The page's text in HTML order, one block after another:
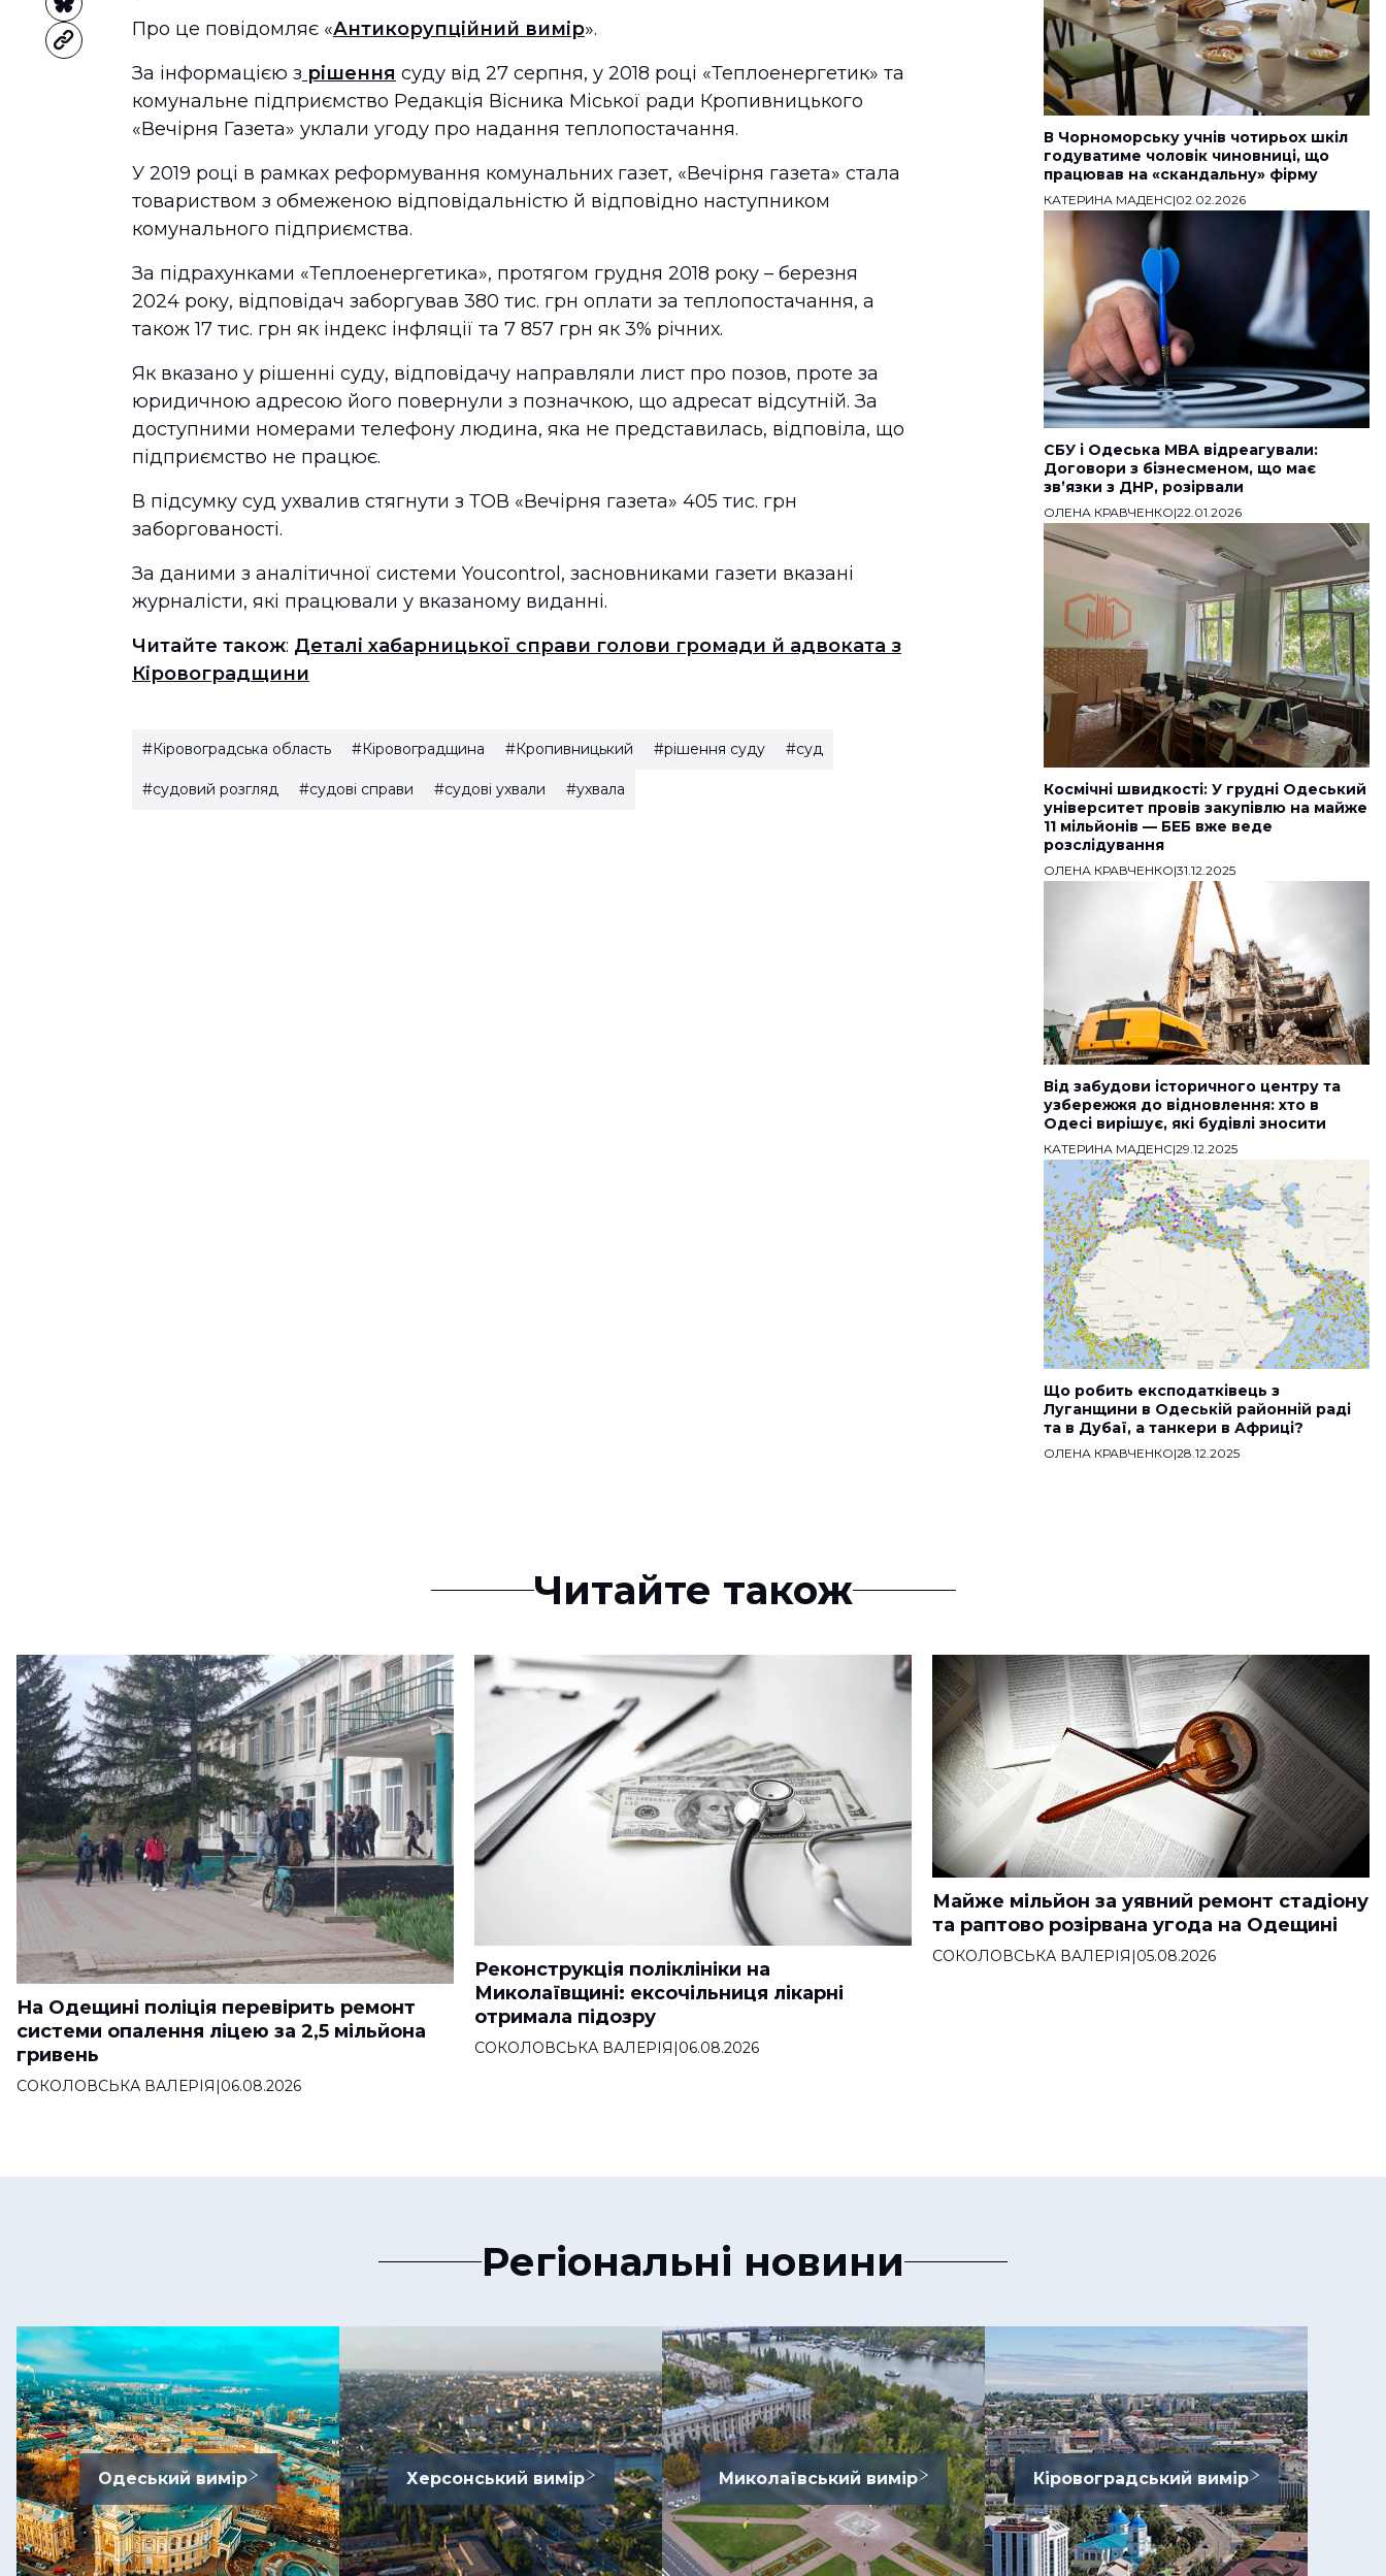
Про це повідомляє «Антикорупційний вимір».
За інформацією з рішення суду від 27 серпня, у 2018 році «Теплоенергетик» та
комунальне підприємство Редакція Вісника Міської ради Кропивницького
«Вечірня Газета» уклали угоду про надання теплопостачання.
У 2019 році в рамках реформування комунальних газет, «Вечірня газета» стала
товариством з обмеженою відповідальністю й відповідно наступником
комунального підприємства.
За підрахунками «Теплоенергетика», протягом грудня 2018 року – березня
2024 року, відповідач заборгував 380 тис. грн оплати за теплопостачання, а
також 17 тис. грн як індекс інфляції та 7 857 грн як 3% річних.
Як вказано у рішенні суду, відповідачу направляли лист про позов, проте за
юридичною адресою його повернули з позначкою, що адресат відсутній. За
доступними номерами телефону людина, яка не представилась, відповіла, що
підприємство не працює.
В підсумку суд ухвалив стягнути з ТОВ «Вечірня газета» 405 тис. грн
заборгованості.
За даними з аналітичної системи Youcontrol, засновниками газети вказані
журналісти, які працювали у вказаному виданні.
Читайте також: Деталі хабарницької справи голови громади й адвоката з
Кіровоградщини
#Кіровоградська область #Кіровоградщина #Кропивницький #рішення суду #суд
#судовий розгляд #судові справи #судові ухвали #ухвала
В Чорноморську учнів чотирьох шкіл
годуватиме чоловік чиновниці, що
працював на «скандальну» фірму
КАТЕРИНА МАДЕНС|02.02.2026
СБУ і Одеська МВА відреагували:
Договори з бізнесменом, що має
звʼязки з ДНР, розірвали
ОЛЕНА КРАВЧЕНКО|22.01.2026
Космічні швидкості: У грудні Одеський
університет провів закупівлю на майже
11 мільйонів — БЕБ вже веде
розслідування
ОЛЕНА КРАВЧЕНКО|31.12.2025
Від забудови історичного центру та
узбережжя до відновлення: хто в
Одесі вирішує, які будівлі зносити
КАТЕРИНА МАДЕНС|29.12.2025
Що робить експодатківець з
Луганщини в Одеській районній раді
та в Дубаї, а танкери в Африці?
ОЛЕНА КРАВЧЕНКО|28.12.2025
Читайте також
На Одещині поліція перевірить ремонт
системи опалення ліцею за 2,5 мільйона
гривень
СОКОЛОВСЬКА ВАЛЕРІЯ|06.08.2026
Реконструкція поліклініки на
Миколаївщині: ексочільниця лікарні
отримала підозру
СОКОЛОВСЬКА ВАЛЕРІЯ|06.08.2026
Майже мільйон за уявний ремонт стадіону
та раптово розірвана угода на Одещині
СОКОЛОВСЬКА ВАЛЕРІЯ|05.08.2026
Регіональні новини
Одеський вимір Херсонський вимір Миколаївський вимір Кіровоградський вимір